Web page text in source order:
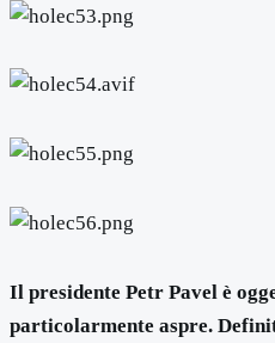
Il presidente Petr Pavel è
particolarmente aspre.